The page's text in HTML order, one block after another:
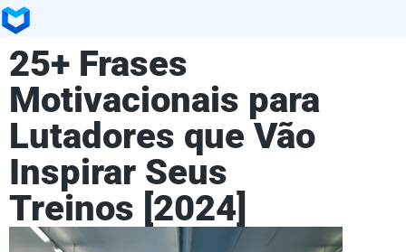
25+ Frases
Motivacionais para
Lutadores que Vão
Inspirar Seus
Treinos [2024]